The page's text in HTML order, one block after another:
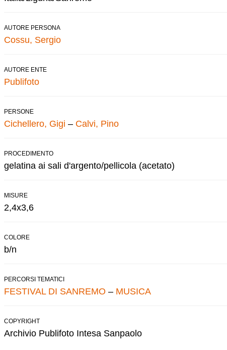
AUTORE PERSONA
Cossu, Sergio
AUTORE ENTE
Publifoto
PERSONE
Cichellero, Gigi – Calvi, Pino
PROCEDIMENTO
gelatina ai sali d'argento/pellicola (acetato)
MISURE
2,4x3,6
COLORE
b/n
PERCORSI TEMATICI
FESTIVAL DI SANREMO – MUSICA
COPYRIGHT
Archivio Publifoto Intesa Sanpaolo